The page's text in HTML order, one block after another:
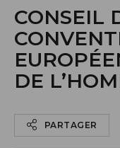
CONSEIL
DE
PARTAGER